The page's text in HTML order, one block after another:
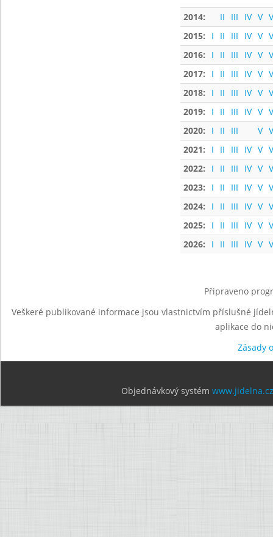
2014: II III IV V
2015:
I II III IV V
2016:
I II III IV V
2017:
I II III IV V
2018:
I II III IV V
2019:
I II III IV V
2020:
I II III V
2021:
I II III IV V
2022:
I II III IV V
2023:
I II III IV V
2024:
I II III IV V
2025:
I II III IV V
2026:
I II III IV V
Připraveno
Veškeré publikované informace jsou vlastnictvím příslušné
aplikace do
Zásady
Objednávkový systém www.jidelna.cz